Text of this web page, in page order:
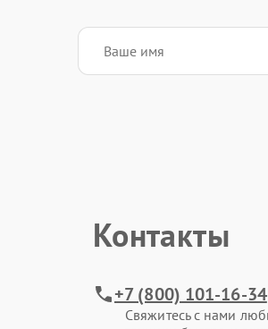
Контакты
+7 (800) 101-16-34
Свяжитесь с нами